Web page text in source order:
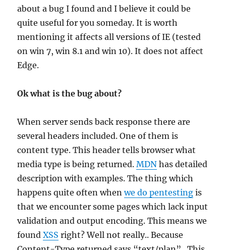
about a bug I found and I believe it could be
quite useful for you someday. It is worth
mentioning it affects all versions of IE (tested
on win 7, win 8.1 and win 10). It does not affect
Edge.
Ok what is the bug about?
When server sends back response there are
several headers included. One of them is
content type. This header tells browser what
media type is being returned.MDN has detailed
description with examples. The thing which
happens quite often whenwe do pentesting is
that we encounter some pages which lack input
validation and output encoding. This means we
foundXSS right? Well not really.. Because